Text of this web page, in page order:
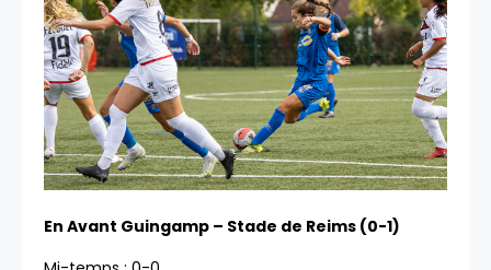
En Avant Guingamp – Stade de Reims (0-1)